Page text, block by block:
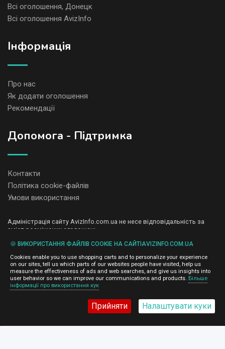
Всі оголошення, Донецк
Всі оголошення AvizInfo
Iнформація
Про нас
Як додати оголошення
Рекомендації
Допомога - Підтримка
Контакти
Політика cookie-файлів
Умови використання
Адміністрація сайту AvizInfo.com.ua не несе відповідальність за
зміст розміщених оголошень.
і не продаємо особисту інформацію зареєстрованих користувачів
AvizInfo.com.ua третім особам. Ми не відповідаємо за правила
конфіденційності сайтів на які посилається AvizInfo.com.ua. На
деяких сторінках нашого сайту представлена реклама Google
Adsense Advertising Network. Щоб дізнатися детальніше про
правила конфіденційності Google
🍪 ВИКОРИСТАННЯ ФАЙЛІВ COOKIE НА САЙТІAVIZINFO.COM.UA
Cookies enable you to use shopping carts and to personalize your experience
on our sites, tell us which parts of our websites people have visited, help us
measure the effectiveness of ads and web searches, and give us insights into
user behavior so we can improve our communications and products. Більше
інформації про використання кук
Прийняти Налаштувати куки